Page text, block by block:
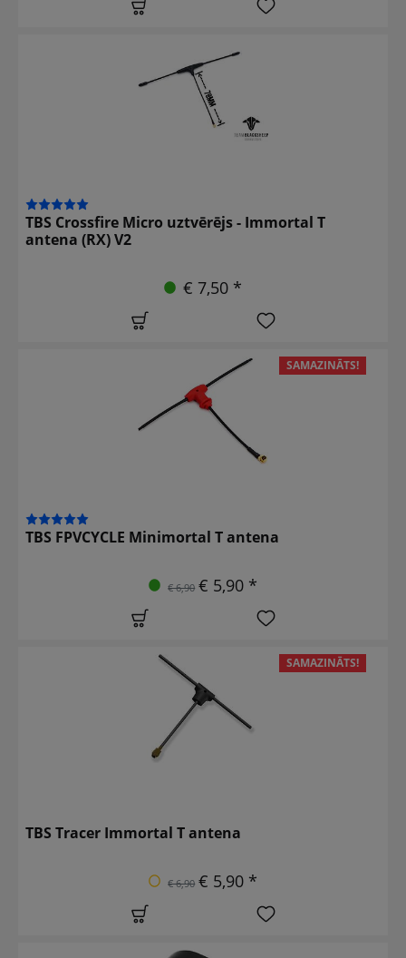
TBS Crossfire Micro uztvērējs - Immortal T
antena (RX) V2
€ 7,50 *
SAMAZINĀTS!
TBS FPVCYCLE Minimortal T antena
€ 6,90 € 5,90 *
SAMAZINĀTS!
TBS Tracer Immortal T antena
€ 6,90 € 5,90 *